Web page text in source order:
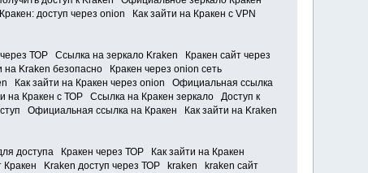
доступ через onion Как зайти на Кракен с VPN
ТОР Ссылка на зеркало Kraken Кракен сайт через
Kraken безопасно Кракен через onion сеть
Как зайти на Кракен через onion Официальная ссылка
на Кракен с ТОР Ссылка на Кракен зеркало Доступ к
Официальная ссылка на Кракен Как зайти на Kraken
доступа Кракен через ТОР Как зайти на Кракен
Kraken доступ через ТОР kraken kraken сайт